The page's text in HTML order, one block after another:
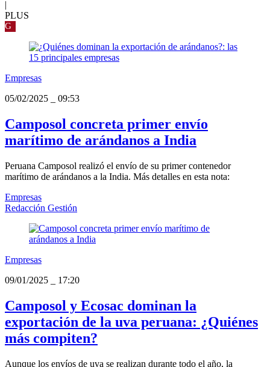
|
PLUS
G
Empresas
05/02/2025
09:53
Camposol concreta primer envío
marítimo de arándanos a India
Peruana Camposol realizó el envío de su primer contenedor
marítimo de arándanos a la India. Más detalles en esta nota:
Empresas
Redacción Gestión
Empresas
09/01/2025
17:20
Camposol y Ecosac dominan la
exportación de la uva peruana: ¿Quiénes
más compiten?
Aunque los envíos de uva se realizan durante todo el año, la